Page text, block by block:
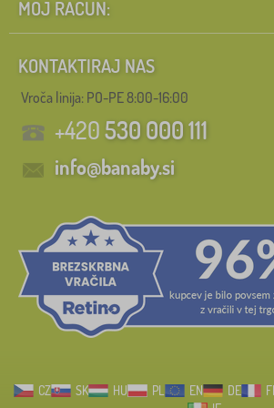
MOJ RAČUN:
KONTAKTIRAJ NAS
Vroča linija: PO-PE 8:00-16:00
+420530 000 111
info@banaby.si
CZ SK HU PL EN DE